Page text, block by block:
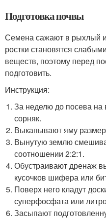
Подготовка почвы
Семена сажают в рыхлый
ростки становятся
веществ, поэтому перед
подготовить.
Инструкция:
За неделю до посева на
сорняк.
Выкапывают яму
Вынутую землю
соотношении 2:2:1.
Обустраивают дренаж
кусочков шифера или
Поверх него кладут
суперфосфата или
Засыпают